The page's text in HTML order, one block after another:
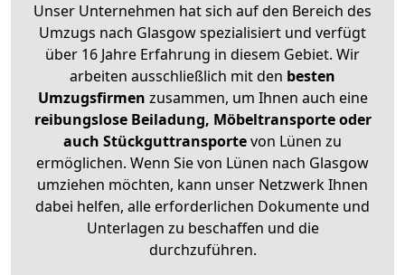
Unser Unternehmen hat sich auf den Bereich des
Umzugs nach Glasgow spezialisiert und verfügt
über 16 Jahre Erfahrung in diesem Gebiet. Wir
arbeiten ausschließlich mit den besten
Umzugsfirmen zusammen, um Ihnen auch eine
reibungslose Beiladung, Möbeltransporte oder
auch Stückguttransportevon Lünen zu
ermöglichen. Wenn Sie von Lünen nach Glasgow
umziehen möchten, kann unser Netzwerk Ihnen
dabei helfen, alle erforderlichen Dokumente und
Unterlagen zu beschaffen und die
durchzuführen.